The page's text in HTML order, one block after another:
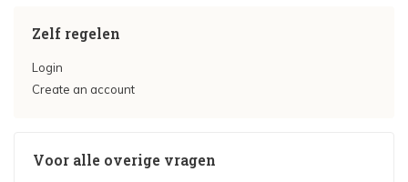
Zelf regelen
Login
Create an account
Voor alle overige vragen